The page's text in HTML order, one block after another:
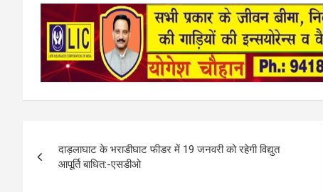
e
b
o
o
k
i
a
s
A
p
p
a
r
e
navigation
दाड़लाघाट के भराडीघाट फीडर में 19 जनवरी को रहेगी विद्युत
आपूर्ति बाधित:-एसडीओ